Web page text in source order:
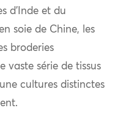
d’Inde et du
soie de Chine, les
broderies
vaste série de tissus
cultures distinctes